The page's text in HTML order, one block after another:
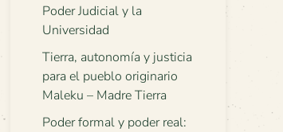
Poder Judicial y la
Universidad
Tierra, autonomía y justicia
para el pueblo originario
Maleku – Madre Tierra
Poder formal y poder real: